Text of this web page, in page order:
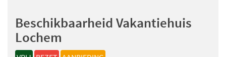
Beschikbaarheid Vakantiehuis
Lochem